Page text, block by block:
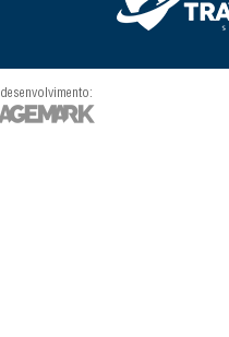
desenvolvimento: